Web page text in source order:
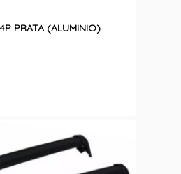
PRATA (ALUMINIO)